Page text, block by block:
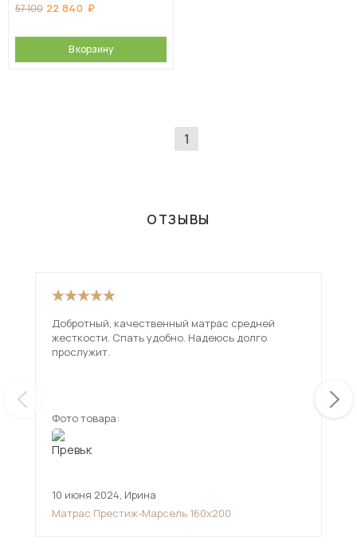
57 100 22 840
В корзину
1
ОТЗЫВЫ
Добротный, качественный матрас средней
жесткости. Спать удобно. Надеюсь долго
прослужит.
Фото товара:
10 июня 2024, Ирина
Матрас Престиж-Марсель 160х200